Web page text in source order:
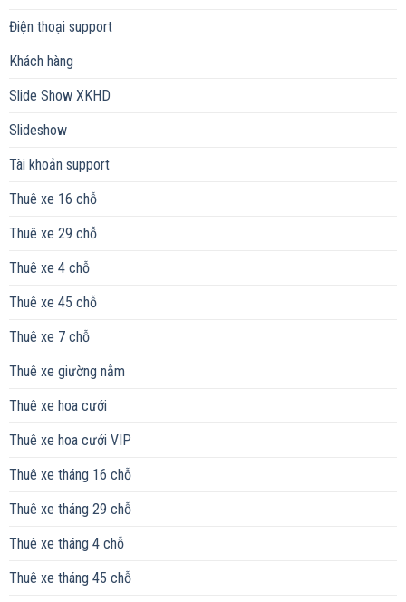
Điện thoại support
Khách hàng
Slide Show XKHD
Slideshow
Tài khoản support
Thuê xe 16 chỗ
Thuê xe 29 chỗ
Thuê xe 4 chỗ
Thuê xe 45 chỗ
Thuê xe 7 chỗ
Thuê xe giường nằm
Thuê xe hoa cưới
Thuê xe hoa cưới VIP
Thuê xe tháng 16 chỗ
Thuê xe tháng 29 chỗ
Thuê xe tháng 4 chỗ
Thuê xe tháng 45 chỗ